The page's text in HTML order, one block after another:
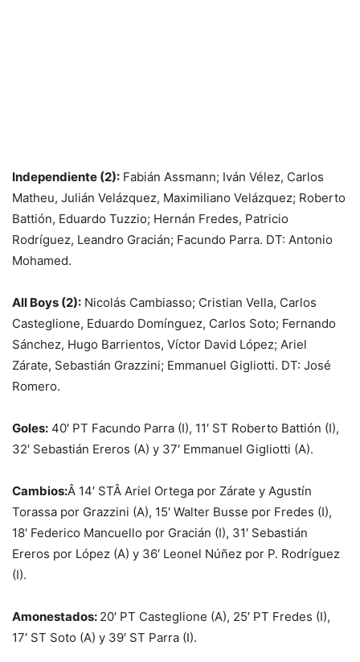
Independiente (2): Fabián Assmann; Iván Vélez, Carlos
Matheu, Julián Velázquez, Maximiliano Velázquez; Roberto
Battión, Eduardo Tuzzio; Hernán Fredes, Patricio
Rodríguez, Leandro Gracián; Facundo Parra. DT: Antonio
Mohamed.
All Boys (2): Nicolás Cambiasso; Cristian Vella, Carlos
Casteglione, Eduardo Domínguez, Carlos Soto; Fernando
Sánchez, Hugo Barrientos, Víctor David López; Ariel
Zárate, Sebastián Grazzini; Emmanuel Gigliotti. DT: José
Romero.
Goles: 40′ PT Facundo Parra (I), 11′ ST Roberto Battión (I),
32′ Sebastián Ereros (A) y 37′ Emmanuel Gigliotti (A).
Cambios:Â 14′ STÂ Ariel Ortega por Zárate y Agustín
Torassa por Grazzini (A), 15′ Walter Busse por Fredes (I),
18′ Federico Mancuello por Gracián (I), 31′ Sebastián
Ereros por López (A) y 36′ Leonel Núñez por P. Rodríguez
(I).
Amonestados: 20′ PT Casteglione (A), 25′ PT Fredes (I),
17′ ST Soto (A) y 39′ ST Parra (I).